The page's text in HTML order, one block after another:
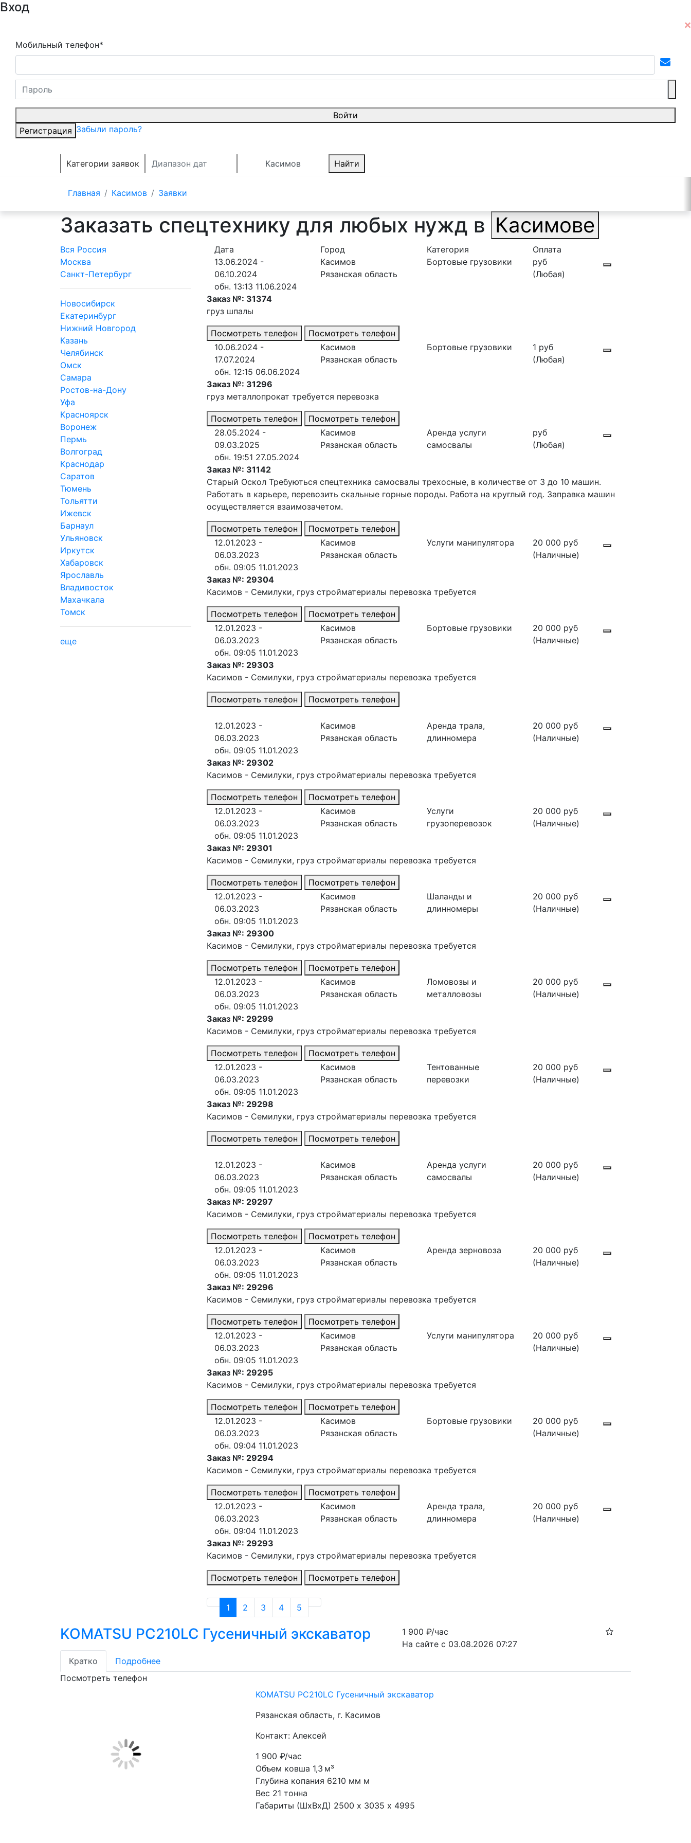
Вход
Мобильный телефон*
Войти
Регистрация Забыли пароль?
Категории заявок Касимов Найти
Главная Касимов Заявки
Заказать спецтехнику для любых нужд в Касимове
Вся Россия
Москва
Санкт-Петербург
Новосибирск
Екатеринбург
Нижний Новгород
Казань
Челябинск
Омск
Самара
Ростов-на-Дону
Уфа
Красноярск
Воронеж
Пермь
Волгоград
Краснодар
Саратов
Тюмень
Тольятти
Ижевск
Барнаул
Ульяновск
Иркутск
Хабаровск
Ярославль
Владивосток
Махачкала
Томск
еще
Дата Город Категория
Оплата
13.06.2024 -
06.10.2024
обн. 13:13 11.06.2024
Касимов
Рязанская область
Бортовые грузовики
руб
(Любая)
Заказ №: 31374
груз шпалы
Посмотреть телефон
Посмотреть телефон
10.06.2024 -
17.07.2024
обн. 12:15 06.06.2024
Касимов
Рязанская область
Бортовые грузовики
1 руб
(Любая)
Заказ №: 31296
груз металлопрокат требуется перевозка
Посмотреть телефон
Посмотреть телефон
28.05.2024 -
09.03.2025
обн. 19:51 27.05.2024
Касимов
Рязанская область
Аренда услуги
самосвалы
руб
(Любая)
Заказ №: 31142
Старый Оскол Требуються спецтехника самосвалы трехосные, в количестве от 3 до 10 машин.
Работать в карьере, перевозить скальные горные породы. Работа на круглый год. Заправка машин
осуществляется взаимозачетом.
Посмотреть телефон
Посмотреть телефон
12.01.2023 -
06.03.2023
обн. 09:05 11.01.2023
Касимов
Рязанская область
Услуги манипулятора
20 000 руб
(Наличные)
Заказ №: 29304
Касимов - Семилуки, груз стройматериалы перевозка требуется
Посмотреть телефон
Посмотреть телефон
12.01.2023 -
06.03.2023
обн. 09:05 11.01.2023
Касимов
Рязанская область
Бортовые грузовики
20 000 руб
(Наличные)
Заказ №: 29303
Касимов - Семилуки, груз стройматериалы перевозка требуется
Посмотреть телефон Посмотреть телефон
12.01.2023 -
06.03.2023
обн. 09:05 11.01.2023
Касимов
Рязанская область
Аренда трала,
длинномера
20 000 руб
(Наличные)
Заказ №: 29302
Касимов - Семилуки, груз стройматериалы перевозка требуется
Посмотреть телефон
Посмотреть телефон
12.01.2023 -
06.03.2023
обн. 09:05 11.01.2023
Касимов
Рязанская область
Услуги
грузоперевозок
20 000 руб
(Наличные)
Заказ №: 29301
Касимов - Семилуки, груз стройматериалы перевозка требуется
Посмотреть телефон
Посмотреть телефон
12.01.2023 -
06.03.2023
обн. 09:05 11.01.2023
Касимов
Рязанская область
Шаланды и
длинномеры
20 000 руб
(Наличные)
Заказ №: 29300
Касимов - Семилуки, груз стройматериалы перевозка требуется
Посмотреть телефон
Посмотреть телефон
12.01.2023 -
06.03.2023
обн. 09:05 11.01.2023
Касимов
Рязанская область
Ломовозы и
металловозы
20 000 руб
(Наличные)
Заказ №: 29299
Касимов - Семилуки, груз стройматериалы перевозка требуется
Посмотреть телефон
Посмотреть телефон
12.01.2023 -
06.03.2023
обн. 09:05 11.01.2023
Касимов
Рязанская область
Тентованные
перевозки
20 000 руб
(Наличные)
Заказ №: 29298
Касимов - Семилуки, груз стройматериалы перевозка требуется
Посмотреть телефон Посмотреть телефон
12.01.2023 -
06.03.2023
обн. 09:05 11.01.2023
Касимов
Рязанская область
Аренда услуги
самосвалы
20 000 руб
(Наличные)
Заказ №: 29297
Касимов - Семилуки, груз стройматериалы перевозка требуется
Посмотреть телефон
Посмотреть телефон
12.01.2023 -
06.03.2023
обн. 09:05 11.01.2023
Касимов
Рязанская область
Аренда зерновоза
20 000 руб
(Наличные)
Заказ №: 29296
Касимов - Семилуки, груз стройматериалы перевозка требуется
Посмотреть телефон
Посмотреть телефон
12.01.2023 -
06.03.2023
обн. 09:05 11.01.2023
Касимов
Рязанская область
Услуги манипулятора
20 000 руб
(Наличные)
Заказ №: 29295
Касимов - Семилуки, груз стройматериалы перевозка требуется
Посмотреть телефон
Посмотреть телефон
12.01.2023 -
06.03.2023
обн. 09:04 11.01.2023
Касимов
Рязанская область
Бортовые грузовики
20 000 руб
(Наличные)
Заказ №: 29294
Касимов - Семилуки, груз стройматериалы перевозка требуется
Посмотреть телефон
Посмотреть телефон
12.01.2023 -
06.03.2023
обн. 09:04 11.01.2023
Касимов
Рязанская область
Аренда трала,
длинномера
20 000 руб
(Наличные)
Заказ №: 29293
Касимов - Семилуки, груз стройматериалы перевозка требуется
Посмотреть телефон Посмотреть телефон
1 2 3 4 5
KOMATSU PC210LC Гусеничный экскаватор 1 900 ₽/час
На сайте с 03.08.2026 07:27
Кратко
Подробнее
Посмотреть телефон
KOMATSU PC210LC Гусеничный экскаватор
Рязанская область, г. Касимов
Контакт: Алексей
1 900 ₽/час
Объем ковша 1,3 м³
Глубина копания 6210 мм м
Вес 21 тонна
Габариты (ШхВхД) 2500 х 3035 х 4995